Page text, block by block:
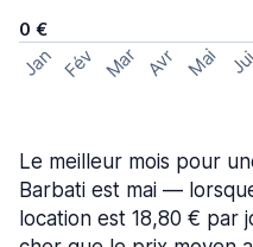
0 €
Jan Fév Mar Avr Mai
Le meilleur mois pour
Barbati est mai —
location est 18,80 € par